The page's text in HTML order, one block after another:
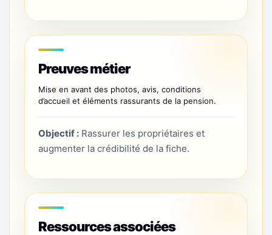
Preuves métier
Mise en avant des photos, avis, conditions
d’accueil et éléments rassurants de la pension.
Objectif : Rassurer les propriétaires et
augmenter la crédibilité de la fiche.
Ressources associées